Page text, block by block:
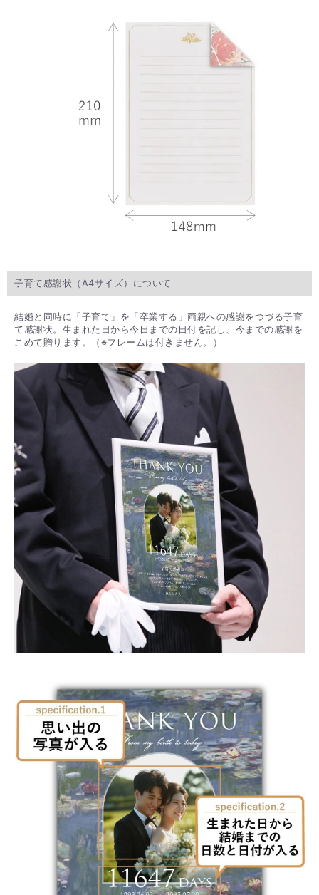
子育て感謝状（A4サイズ）について
結婚と同時に「子育て」を「卒業する」両親への感謝をつづる子育
て感謝状。生まれた日から今日までの日付を記し、今までの感謝を
こめて贈ります。（※フレームは付きません。）